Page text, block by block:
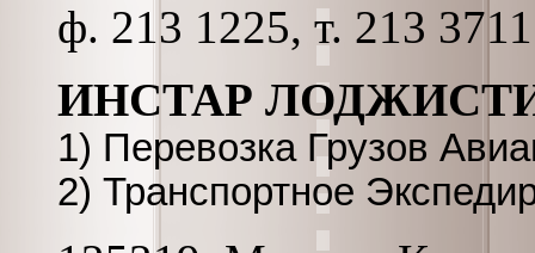
ф. 213 1225, т. 213 3711
ИНСТАР
1) Перевозка Грузов
2) Транспортное